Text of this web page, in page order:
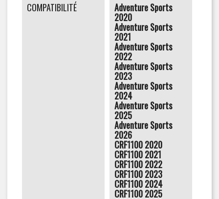
COMPATIBILITÉ Adventure Sports
2020
Adventure Sports
2021
Adventure Sports
2022
Adventure Sports
2023
Adventure Sports
2024
Adventure Sports
2025
Adventure Sports
2026
CRF1100 2020
CRF1100 2021
CRF1100 2022
CRF1100 2023
CRF1100 2024
CRF1100 2025